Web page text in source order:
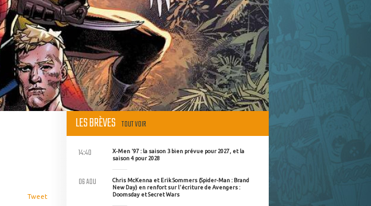
Tweet
LES BRÈVES TOUT VOIR
X-Men '97 : la saison 3 bien prévue pour 2027, et la
saison 4 pour 2028
14:40
Chris McKenna et Erik Sommers (Spider-Man : Brand
New Day) en renfort sur l'écriture de Avengers :
Doomsday et Secret Wars
06 AOU